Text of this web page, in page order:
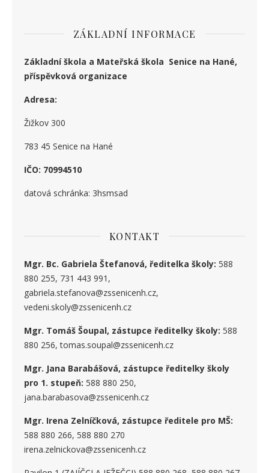
ZÁKLADNÍ INFORMACE
Základní škola a Mateřská škola Senice na Hané,
příspěvková organizace
Adresa:
Žižkov 300
783 45 Senice na Hané
IČO: 70994510
datová schránka: 3hsmsad
KONTAKT
Mgr. Bc. Gabriela Štefanová, ředitelka školy: 588
880 255, 731 443 991,
gabriela.stefanova@zssenicenh.cz,
vedeni.skoly@zssenicenh.cz
Mgr. Tomáš Šoupal, zástupce ředitelky školy: 588
880 256, tomas.soupal@zssenicenh.cz
Mgr. Jana Barabášová, zástupce ředitelky školy
pro 1. stupeň: 588 880 250,
jana.barabasova@zssenicenh.cz
Mgr. Irena Zelníčková, zástupce ředitele pro MŠ:
588 880 266, 588 880 270
irena.zelnickova@zssenicenh.cz